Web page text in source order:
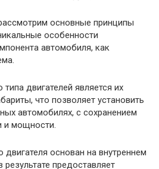
основные принципы
особенности
автомобиля, как
двигателей является их
что позволяет установить
автомобилях, с сохранением
и мощности.
двигателя основан на внутреннем
результате предоставляет